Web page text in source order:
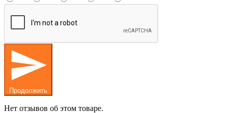
Продолжить
Нет отзывов об этом товаре.